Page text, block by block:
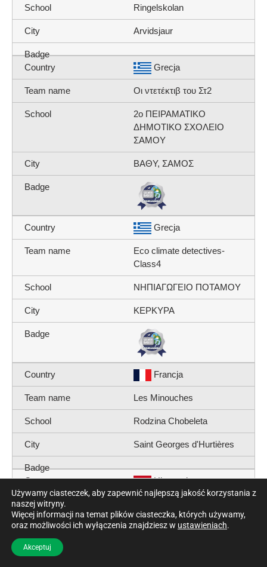
Ringelskolan
Arvidsjaur
Grecja
Οι ντετέκτιβ του Στ2
2ο ΠΕΙΡΑΜΑΤΙΚΟ
ΔΗΜΟΤΙΚΟ ΣΧΟΛΕΙΟ
ΣΑΜΟΥ
ΒΑΘΥ, ΣΑΜΟΣ
Grecja
Eco climate detectives-
Class4
ΝΗΠΙΑΓΩΓΕΙΟ ΠΟΤΑΜΟΥ
ΚΕΡΚΥΡΑ
Francja
Les Minouches
Rodzina Chobeleta
Saint Georges d'Hurtières
Hiszpania
IES
Używamy ciasteczek, aby zapewnić najlepszą jakość korzystania z
naszej witryny.
Więcej informacji na temat plików ciasteczka, których używamy,
oraz możliwości ich wyłączenia znajdziesz w ustawieniach.
Akceptuj